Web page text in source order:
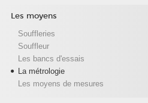
Les moyens
Souffleries
Souffleur
Les bancs d'essais
La métrologie
Les moyens de mesures